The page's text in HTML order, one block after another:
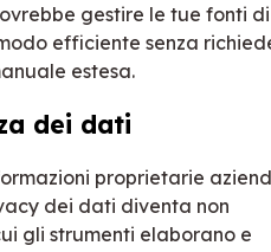
gestire le tue fonti di
efficiente senza
estesa.
dei dati
proprietarie
dei dati diventa non
gli strumenti elaborano e